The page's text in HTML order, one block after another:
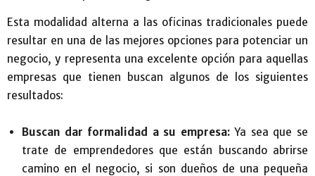
Esta modalidad alterna a las oficinas tradicionales puede
resultar en una de las mejores opciones para potenciar un
negocio, y representa una excelente opción para aquellas
empresas que tienen buscan algunos de los siguientes
resultados:
Buscan dar formalidad a su empresa:Ya sea que se
trate de emprendedores que están buscando abrirse
camino en el negocio, si son dueños de una pequeña